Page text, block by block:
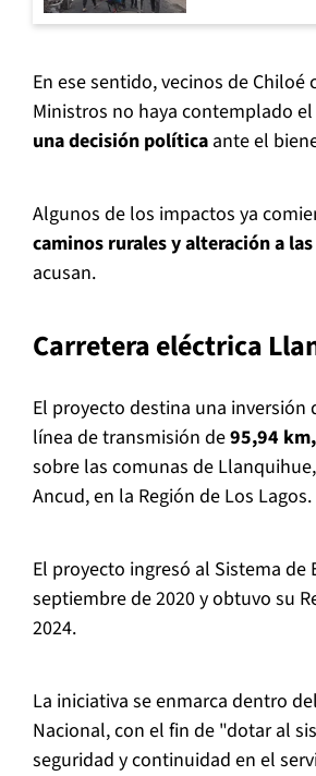
En ese sentido, vecinos de
Ministros no haya contemplado
una decisión política ante el
Algunos de los impactos ya
caminos rurales y alteración a
acusan.
Carretera eléctrica
El proyecto destina una
línea de transmisión de95,94 km,
sobre las comunas de
Ancud, en la Región de Los Lagos.
El proyecto ingresó al Sistema de
septiembre de 2020 y obtuvo su
2024.
La iniciativa se enmarca dentro
Nacional, con el fin de "dotar al
seguridad y continuidad en el